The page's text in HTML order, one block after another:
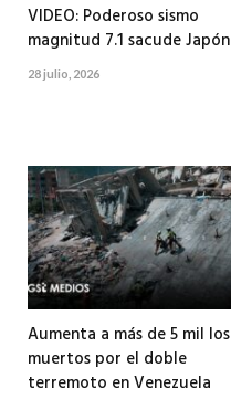
VIDEO: Poderoso sismo
magnitud 7.1 sacude Japón
28 julio, 2026
Aumenta a más de 5 mil los
muertos por el doble
terremoto en Venezuela